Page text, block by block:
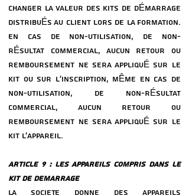
CHANGER LA VALEUR DES KITS DE DÉMARRAGE
DISTRIBUÉS AU CLIENT LORS DE LA FORMATION.
EN CAS DE NON-UTILISATION, DE NON-
RÉSULTAT COMMERCIAL, AUCUN RETOUR OU
REMBOURSEMENT NE SERA APPLIQUÉ SUR LE
KIT OU SUR L'INSCRIPTION, MÊME EN CAS DE
NON-UTILISATION, DE NON-RÉSULTAT
COMMERCIAL, AUCUN RETOUR OU
REMBOURSEMENT NE SERA APPLIQUÉ SUR LE
KIT L’APPAREIL.
ARTICLE 9 : LES APPAREILS COMPRIS DANS LE
KIT DE DeMARRAGE
LA SOCIeTe DONNE DES APPAREILS